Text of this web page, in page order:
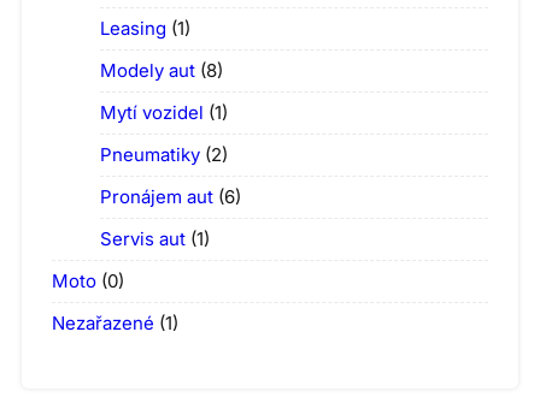
Leasing (1)
Modely aut (8)
Mytí vozidel (1)
Pneumatiky (2)
Pronájem aut (6)
Servis aut (1)
Moto (0)
Nezařazené (1)